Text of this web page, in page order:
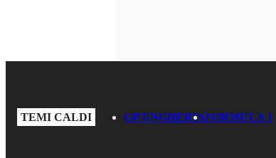
TEMI CALDI GP UNGHERIAFORMULA 1